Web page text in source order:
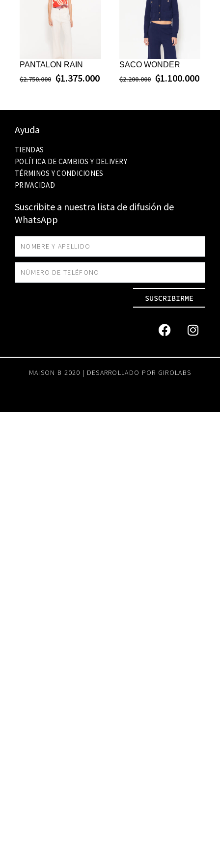
PANTALON RAIN
₲2.750.000 ₲1.375.000
SACO WONDER
₲2.200.000 ₲1.100.000
Ayuda
TIENDAS
POLÍTICA DE CAMBIOS Y DELIVERY
TÉRMINOS Y CONDICIONES
PRIVACIDAD
Suscribite a nuestra lista de difusión de
WhatsApp
SUSCRIBIRME
MAISON B 2020 | DESARROLLADO POR GIROLABS